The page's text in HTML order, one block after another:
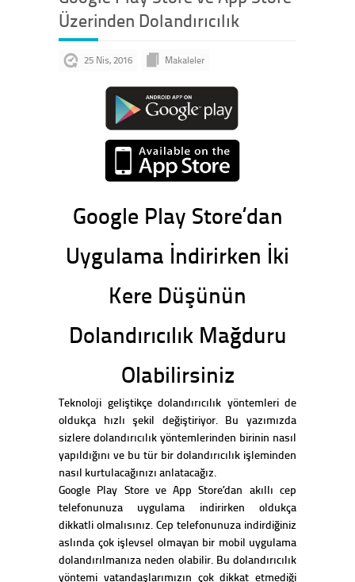
Üzerinden Dolandırıcılık
25 Nis, 2016 Makaleler
Google Play Store’dan
Uygulama İndirirken İki
Kere Düşünün
Dolandırıcılık Mağduru
Olabilirsiniz
Teknoloji geliştikçe dolandırıcılık yöntemleri de
oldukça hızlı şekil değiştiriyor. Bu yazımızda
sizlere dolandırıcılık yöntemlerinden birinin nasıl
yapıldığını ve bu tür bir dolandırıcılık işleminden
nasıl kurtulacağınızı anlatacağız.
Google Play Store ve App Store’dan akıllı cep
telefonunuza uygulama indirirken oldukça
dikkatli olmalısınız. Cep telefonunuza indirdiğiniz
aslında çok işlevsel olmayan bir mobil uygulama
dolandırılmanıza neden olabilir. Bu dolandırıcılık
yöntemi vatandaşlarımızın çok dikkat etmediği